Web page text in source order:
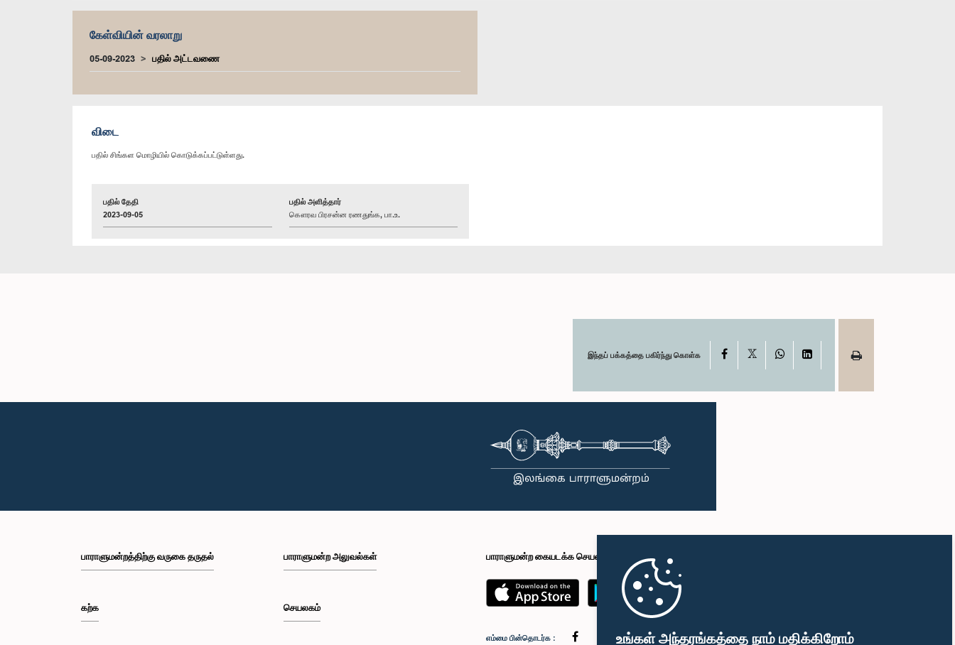
உங்கள் அந்தரங்கத்தை நாம் மதிக்கிறோம்
கேள்வியின் வரலாறு
05-09-2023 பதில் அட்டவணை
விடை
பதில் சிங்கள மொழியில் கொடுக்கப்பட்டுள்ளது.
பதில் தேதி
2023-09-05
பதில் அளித்தார்
கௌரவ பிரசன்ன ரணதுங்க, பா.உ.
இந்தப் பக்கத்தை பகிர்ந்து கொள்க Facebook WhatsAppLinkedIn
பாராளுமன்றத்திற்கு வருகை தருதல்
கற்க
பாராளுமன்ற அலுவல்கள்
செயலகம்
பாராளுமன்ற கையடக்க செயலி
எம்மை பின்தொடர்க :